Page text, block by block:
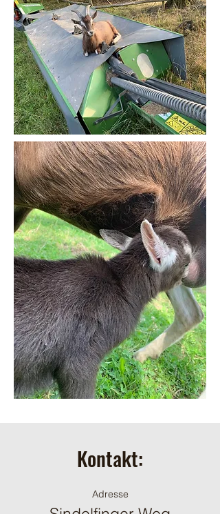
Kontakt:
Adresse